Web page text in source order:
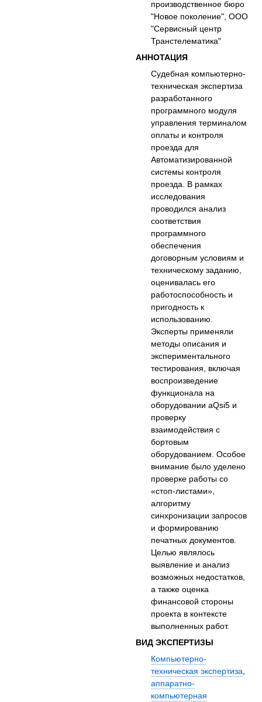
производственное бюро
"Новое поколение", ООО
"Сервисный центр
Транстелематика"
АННОТАЦИЯ
Судебная компьютерно-
техническая экспертиза
разработанного
программного модуля
управления терминалом
оплаты и контроля
проезда для
Автоматизированной
системы контроля
проезда. В рамках
исследования
проводился анализ
соответствия
программного
обеспечения
договорным условиям и
техническому заданию,
оценивалась его
работоспособность и
пригодность к
использованию.
Эксперты применяли
методы описания и
экспериментального
тестирования, включая
воспроизведение
функционала на
оборудовании aQsi5 и
проверку
взаимодействия с
бортовым
оборудованием. Особое
внимание было уделено
проверке работы со
«стоп-листами»,
алгоритму
синхронизации запросов
и формированию
печатных документов.
Целью являлось
выявление и анализ
возможных недостатков,
а также оценка
финансовой стороны
проекта в контексте
выполненных работ.
ВИД ЭКСПЕРТИЗЫ
Компьютерно-
техническая экспертиза,
аппаратно-
компьютерная